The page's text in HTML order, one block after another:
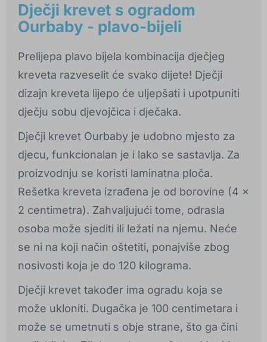
Dječji krevet s ogradom
Ourbaby - plavo-bijeli
Prelijepa plavo bijela kombinacija dječjeg
kreveta razveselit će svako dijete! Dječji
dizajn kreveta lijepo će uljepšati i upotpuniti
dječju sobu djevojčica i dječaka.
Dječji krevet Ourbaby je udobno mjesto za
djecu, funkcionalan je i lako se sastavlja. Za
proizvodnju se koristi laminatna ploča.
Rešetka kreveta izrađena je od borovine (4 x
2 centimetra). Zahvaljujući tome, odrasla
osoba može sjediti ili ležati na njemu. Neće
se ni na koji način oštetiti, ponajviše zbog
nosivosti koja je do 120 kilograma.
Dječji krevet također ima ogradu koja se
može ukloniti. Dugačka je 100 centimetara i
može se umetnuti s obje strane, što ga čini